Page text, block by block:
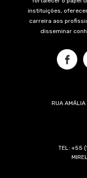
instituições,
carreira aos
disseminar
RUA AMÁLIA
TEL: +55